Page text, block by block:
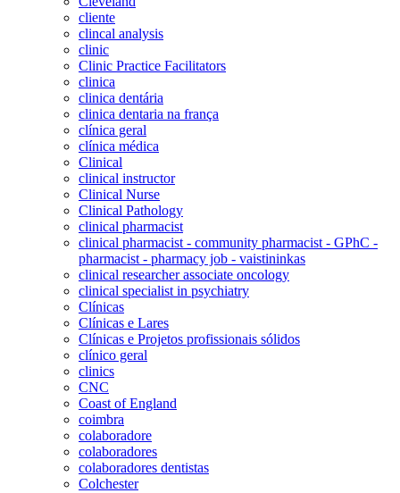
cliente
clincal analysis
clinic
Clinic Practice Facilitators
clinica
clinica dentária
clinica dentaria na frança
clínica geral
clínica médica
Clinical
clinical instructor
Clinical Nurse
Clinical Pathology
clinical pharmacist
clinical pharmacist - community pharmacist - GPhC -
pharmacist - pharmacy job - vaistininkas
clinical researcher associate oncology
clinical specialist in psychiatry
Clínicas
Clínicas e Lares
Clínicas e Projetos profissionais sólidos
clínico geral
clinics
CNC
Coast of England
coimbra
colaboradore
colaboradores
colaboradores dentistas
Colchester